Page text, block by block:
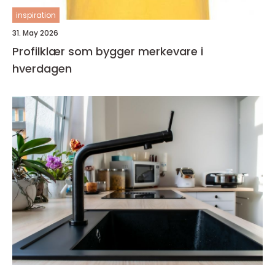
inspiration
31. May 2026
Profilklær som bygger merkevare i
hverdagen